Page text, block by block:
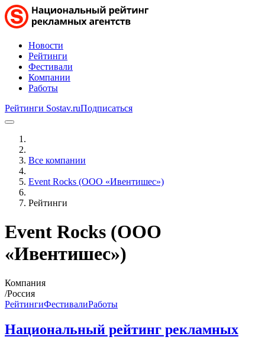
Новости
Рейтинги
Фестивали
Компании
Работы
Рейтинги Sostav.ruПодписаться
Все компании
Event Rocks (ООО «Ивентишес»)
Рейтинги
Event Rocks (ООО
«Ивентишес»)
Компания
/Россия
РейтингиФестивалиРаботы
Национальный рейтинг рекламных